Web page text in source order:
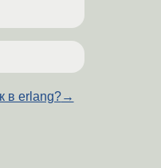
в erlang?→